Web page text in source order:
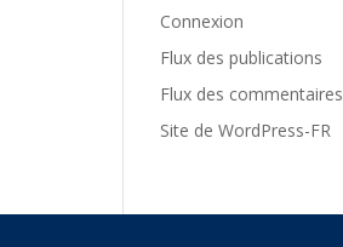
Connexion
Flux des publications
Flux des commentaires
Site de WordPress-FR